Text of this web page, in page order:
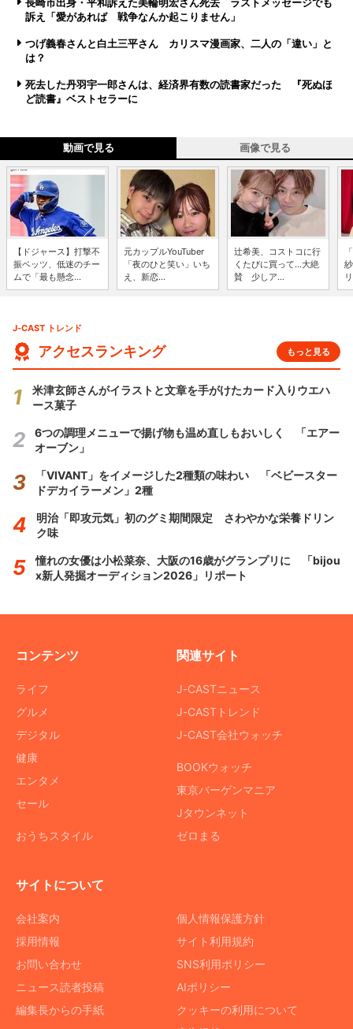
訴え「愛があれば 戦争なんか起こりません」
つげ義春さんと白土三平さん カリスマ漫画家、二人の「違い」と
は？
死去した丹羽宇一郎さんは、経済界有数の読書家だった 『死ぬほ
ど読書』ベストセラーに
動画で見る 画像で見る
【ドジャース】打撃不
振ベッツ、低迷のチー
ムで「最も懸念...
元カップルYouTuber
「夜のひと笑い」いち
え、新恋...
辻希美、コストコに行
くたびに買って...大絶
賛 少しア...
J-CAST トレンド
アクセスランキング もっと見る
米津玄師さんがイラストと文章を手がけたカード入りウエハ
ース菓子
6つの調理メニューで揚げ物も温め直しもおいしく 「エアー
オーブン」
「VIVANT」をイメージした2種類の味わい 「ベビースター
ドデカイラーメン」2種
明治「即攻元気」初のグミ期間限定 さわやかな栄養ドリン
ク味
憧れの女優は小松菜奈、大阪の16歳がグランプリに 「bijou
x新人発掘オーディション2026」リポート
コンテンツ
ライフ
グルメ
デジタル
健康
エンタメ
セール
おうちスタイル
関連サイト
J-CASTニュース
J-CASTトレンド
J-CAST会社ウォッチ
BOOKウォッチ
東京バーゲンマニア
Jタウンネット
ゼロまる
サイトについて
会社案内
採用情報
お問い合わせ
ニュース読者投稿
編集長からの手紙
個人情報保護方針
サイト利用規約
SNS利用ポリシー
AIポリシー
クッキーの利用について